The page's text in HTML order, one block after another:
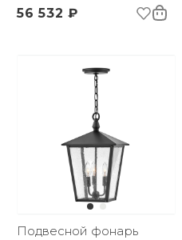
56 532 ₽
Подвесной фонарь